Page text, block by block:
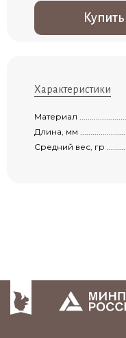
Характеристики
Материал
Длина, мм
Средний вес, гр